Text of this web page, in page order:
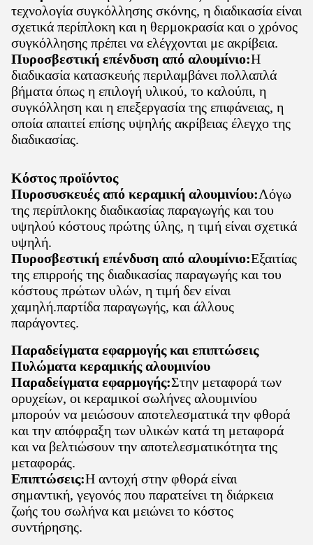
τεχνολογία συγκόλλησης σκόνης, η διαδικασία είναι
σχετικά περίπλοκη και η θερμοκρασία και ο χρόνος
συγκόλλησης πρέπει να ελέγχονται με ακρίβεια.
Πυροσβεστική επένδυση από αλουμίνιο:Η
διαδικασία κατασκευής περιλαμβάνει πολλαπλά
βήματα όπως η επιλογή υλικού, το καλούπι, η
συγκόλληση και η επεξεργασία της επιφάνειας, η
οποία απαιτεί επίσης υψηλής ακρίβειας έλεγχο της
διαδικασίας.
Κόστος προϊόντος
Πυροσυσκευές από κεραμική αλουμινίου:Λόγω
της περίπλοκης διαδικασίας παραγωγής και του
υψηλού κόστους πρώτης ύλης, η τιμή είναι σχετικά
υψηλή.
Πυροσβεστική επένδυση από αλουμίνιο:Εξαιτίας
της επιρροής της διαδικασίας παραγωγής και του
κόστους πρώτων υλών, η τιμή δεν είναι
χαμηλή.παρτίδα παραγωγής, και άλλους
παράγοντες.
Παραδείγματα εφαρμογής και επιπτώσεις
Πυλώματα κεραμικής αλουμινίου
Παραδείγματα εφαρμογής:Στην μεταφορά των
ορυχείων, οι κεραμικοί σωλήνες αλουμινίου
μπορούν να μειώσουν αποτελεσματικά την φθορά
και την απόφραξη των υλικών κατά τη μεταφορά
και να βελτιώσουν την αποτελεσματικότητα της
μεταφοράς.
Επιπτώσεις:Η αντοχή στην φθορά είναι
σημαντική, γεγονός που παρατείνει τη διάρκεια
ζωής του σωλήνα και μειώνει το κόστος
συντήρησης.